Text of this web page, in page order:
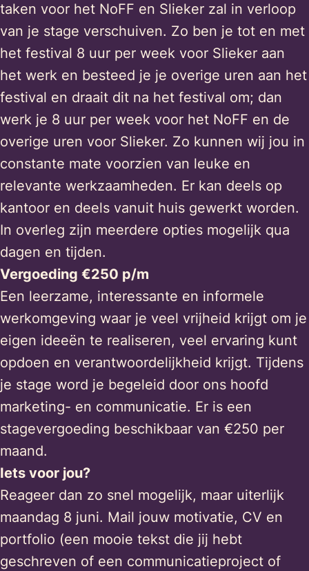
taken voor het NoFF en Slieker zal in verloop
van je stage verschuiven. Zo ben je tot en met
het festival 8 uur per week voor Slieker aan
het werk en besteed je je overige uren aan het
festival en draait dit na het festival om; dan
werk je 8 uur per week voor het NoFF en de
overige uren voor Slieker. Zo kunnen wij jou in
constante mate voorzien van leuke en
relevante werkzaamheden. Er kan deels op
kantoor en deels vanuit huis gewerkt worden.
In overleg zijn meerdere opties mogelijk qua
dagen en tijden.
Vergoeding €250 p/m
Een leerzame, interessante en informele
werkomgeving waar je veel vrijheid krijgt om je
eigen ideeën te realiseren, veel ervaring kunt
opdoen en verantwoordelijkheid krijgt. Tijdens
je stage word je begeleid door ons hoofd
marketing- en communicatie. Er is een
stagevergoeding beschikbaar van €250 per
maand.
Iets voor jou?
Reageer dan zo snel mogelijk, maar uiterlijk
maandag 8 juni. Mail jouw motivatie, CV en
portfolio (een mooie tekst die jij hebt
geschreven of een communicatieproject of